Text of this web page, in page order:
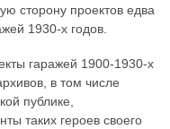
сторону проектов едва
1930-х годов.
гаражей 1900-1930-х
в том числе
публике,
таких героев своего